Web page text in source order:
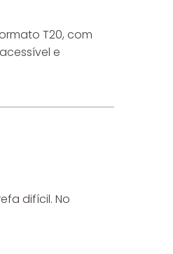
T20, com
e
difícil. No